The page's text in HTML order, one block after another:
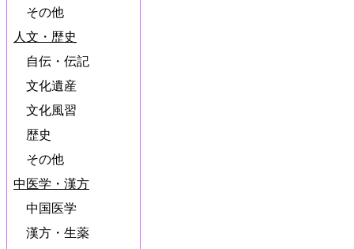
その他
人文・歴史
自伝・伝記
文化遺産
文化風習
歴史
その他
中医学・漢方
中国医学
漢方・生薬